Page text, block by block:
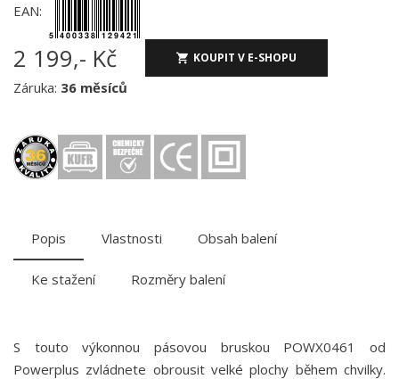
EAN:
2 199,- Kč KOUPIT V E-SHOPU
Záruka: 36 měsíců
Popis Vlastnosti Obsah balení
Ke stažení Rozměry balení
S touto výkonnou pásovou bruskou POWX0461 od
Powerplus zvládnete obrousit velké plochy během chvilky.